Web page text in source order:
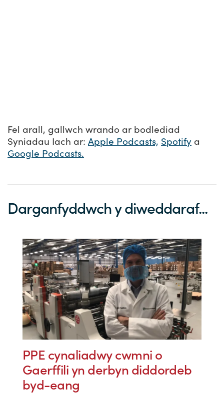
Fel arall, gallwch wrando ar bodlediad
Syniadau Iach ar: Apple Podcasts, Spotify a
Google Podcasts.
Darganfyddwch y diweddaraf...
PPE cynaliadwy cwmni o
Gaerffili yn derbyn diddordeb
byd-eang